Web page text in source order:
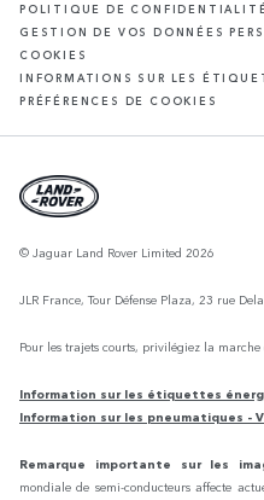
POLITIQUE DE
GESTION DE VOS DONNÉES
COOKIES
INFORMATIONS SUR LES
PRÉFÉRENCES DE COOKIES
© Jaguar Land Rover Limited 2026
JLR France, Tour Défense Plaza, 23 rue
Pour les trajets courts, privilégiez la marche
Information sur les étiquettes
Information sur les pneumatiques -
Remarque importante sur les
mondiale de semi-conducteurs affecte